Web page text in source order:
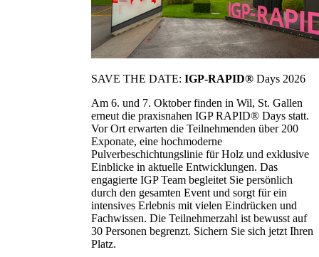
SAVE THE DATE: IGP-RAPID® Days 2026
Am 6. und 7. Oktober finden in Wil, St. Gallen
erneut die praxisnahen IGP RAPID® Days statt.
Vor Ort erwarten die Teilnehmenden über 200
Exponate, eine hochmoderne
Pulverbeschichtungslinie für Holz und exklusive
Einblicke in aktuelle Entwicklungen. Das
engagierte IGP Team begleitet Sie persönlich
durch den gesamten Event und sorgt für ein
intensives Erlebnis mit vielen Eindrücken und
Fachwissen. Die Teilnehmerzahl ist bewusst auf
30 Personen begrenzt. Sichern Sie sich jetzt Ihren
Platz.